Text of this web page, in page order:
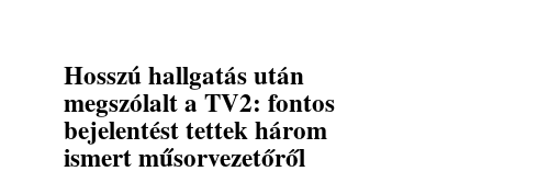
Hosszú hallgatás után
megszólalt a TV2: fontos
bejelentést tettek három
ismert műsorvezetőről